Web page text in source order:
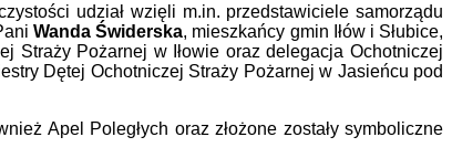
udział wzięli m.in. przedstawiciele samorządu
Wanda Świderska, mieszkańcy gmin Iłów i Słubice,
Straży Pożarnej w Iłowie oraz delegacja Ochotniczej
Dętej Ochotniczej Straży Pożarnej w Jasieńcu pod
Apel Poległych oraz złożone zostały symboliczne